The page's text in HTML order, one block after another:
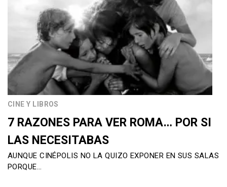
CINE Y LIBROS
7 RAZONES PARA VER ROMA… POR SI
LAS NECESITABAS
AUNQUE CINÉPOLIS NO LA QUIZO EXPONER EN SUS SALAS
PORQUE…